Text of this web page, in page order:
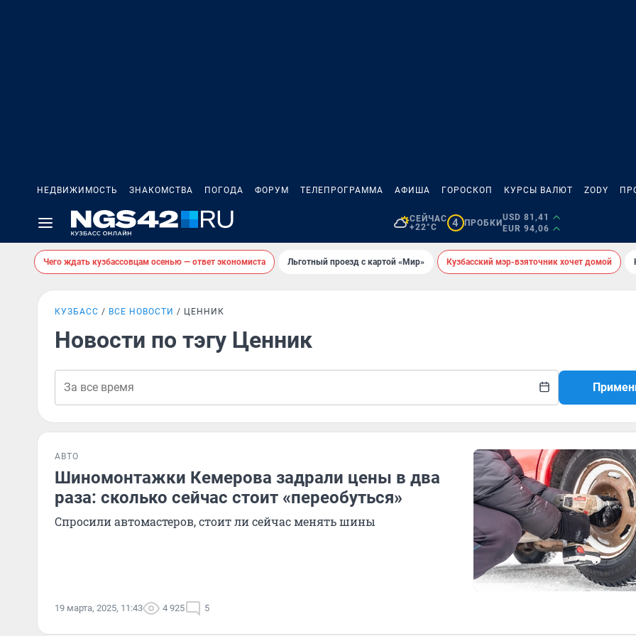
НЕДВИЖИМОСТЬ ЗНАКОМСТВА ПОГОДА ФОРУМ ТЕЛЕПРОГРАММА АФИША ГОРОСКОП КУРСЫ ВАЛЮТ ZODY
СЕЙЧАС
+22°C
4 ПРОБКИ
USD 81,41
EUR 94,06
Чего ждать кузбассовцам осенью — ответ экономиста Льготный проезд с картой «Мир» Кузбасский мэр-взяточник хочет домой
КУЗБАСС ВСЕ НОВОСТИ ЦЕННИК
Новости по тэгу Ценник
АВТО
Шиномонтажки Кемерова задрали цены в два
раза: сколько сейчас стоит «переобуться»
Спросили автомастеров, стоит ли сейчас менять шины
19 марта, 2025, 11:43 4 925 5